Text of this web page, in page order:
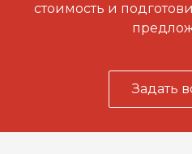
стоимость и
Задать